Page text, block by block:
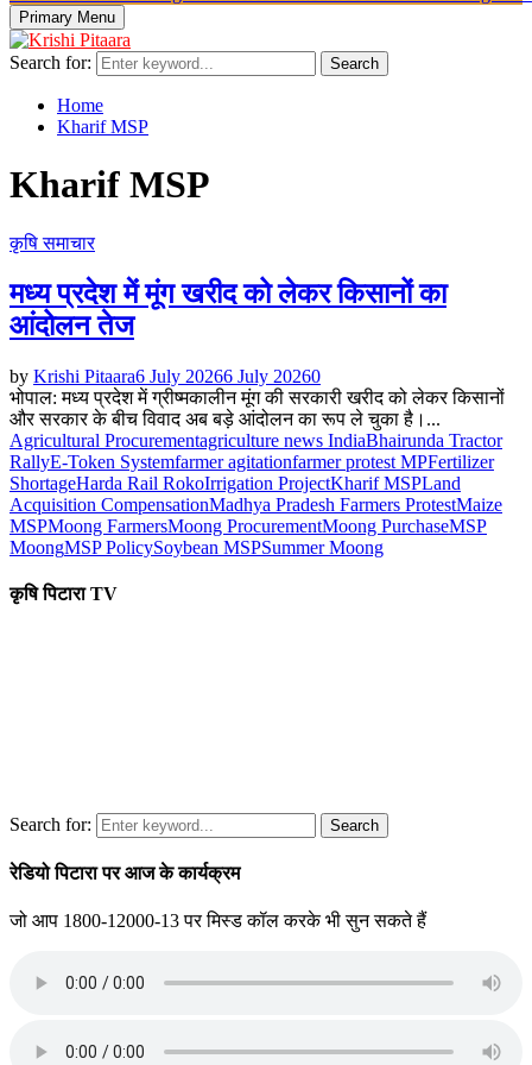
Primary Menu
Search for: Search
Home
Kharif MSP
Kharif MSP
कृषि समाचार
मध्य प्रदेश में मूंग खरीद को लेकर किसानों का
आंदोलन तेज
by Krishi Pitaara6 July 20266 July 20260
भोपाल: मध्य प्रदेश में ग्रीष्मकालीन मूंग की सरकारी खरीद को लेकर किसानों
और सरकार के बीच विवाद अब बड़े आंदोलन का रूप ले चुका है।...
Agricultural Procurementagriculture news IndiaBhairunda Tractor
RallyE-Token Systemfarmer agitationfarmer protest MPFertilizer
ShortageHarda Rail RokoIrrigation ProjectKharif MSPLand
Acquisition CompensationMadhya Pradesh Farmers ProtestMaize
MSPMoong FarmersMoong ProcurementMoong PurchaseMSP
MoongMSP PolicySoybean MSPSummer Moong
कृषि पिटारा TV
Search for: Search
रेडियो पिटारा पर आज के कार्यक्रम
जो आप 1800-12000-13 पर मिस्ड कॉल करके भी सुन सकते हैं